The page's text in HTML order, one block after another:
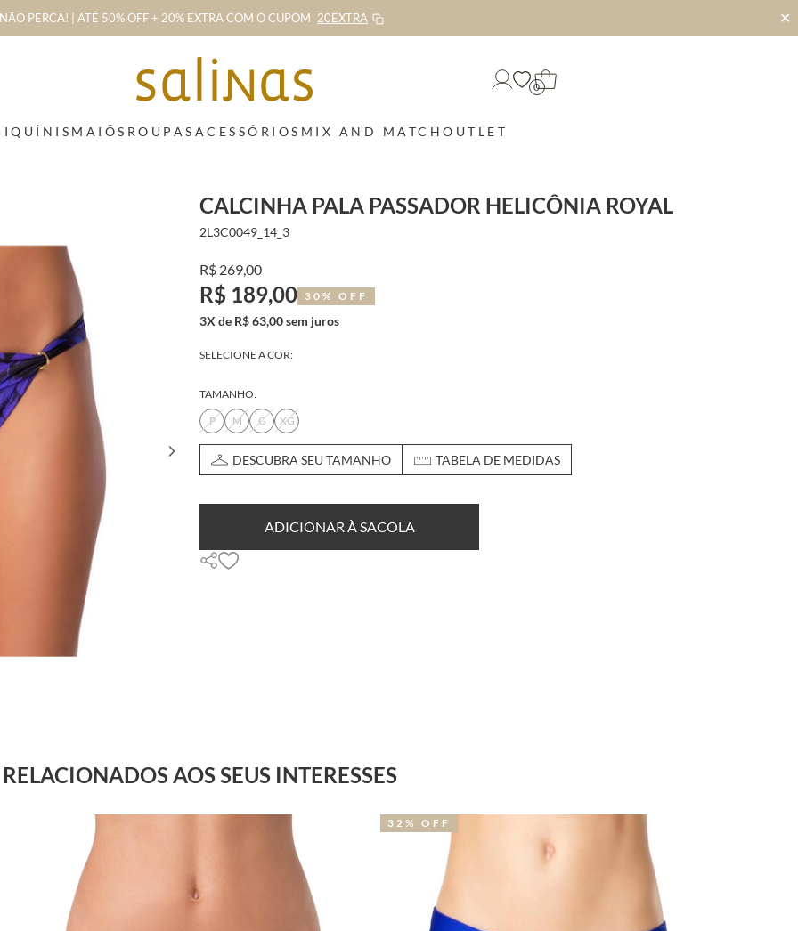
NÃO PERCA! | ATÉ 50% OFF + 20% EXTRA COM O CUPOM 20EXTRA ✕
0
MAIÔS ROUPAS ACESSÓRIOS MIX AND MATCHOUTLET
CALCINHA PALA PASSADOR HELICÔNIA ROYAL
2L3C0049_14_3
R$ 269,00
R$ 189,00 30% OFF
3X de R$ 63,00 sem juros
SELECIONE A COR:
TAMANHO:
P
M G XG
DESCUBRA SEU TAMANHO TABELA DE MEDIDAS
ADICIONAR À SACOLA
RELACIONADOS AOS SEUS INTERESSES